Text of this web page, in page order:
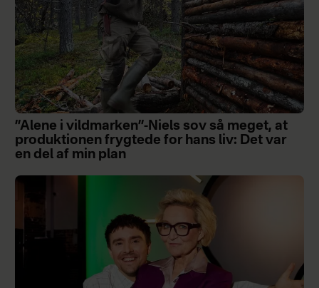
”Alene i vildmarken”-Niels sov så meget, at
produktionen frygtede for hans liv: Det var
en del af min plan